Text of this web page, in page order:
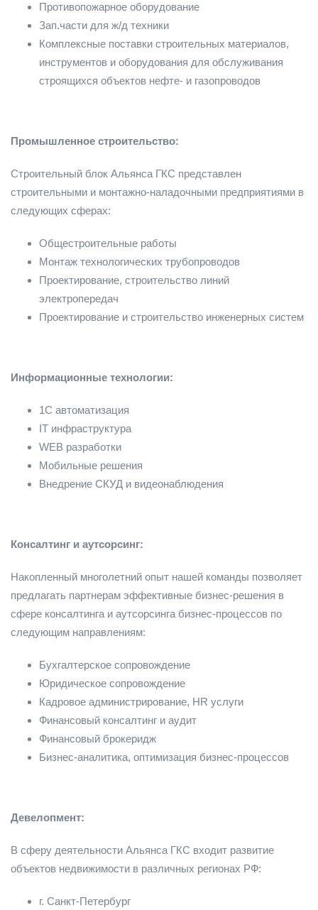
Противопожарное оборудование
Зап.части для ж/д техники
Комплексные поставки строительных материалов,
инструментов и оборудования для обслуживания
строящихся объектов нефте- и газопроводов
Промышленное строительство:
Строительный блок Альянса ГКС представлен
строительными и монтажно-наладочными предприятиями в
следующих сферах:
Общестроительные работы
Монтаж технологических трубопроводов
Проектирование, строительство линий
электропередач
Проектирование и строительство инженерных систем
Информационные технологии:
1С автоматизация
IT инфраструктура
WEB разработки
Мобильные решения
Внедрение СКУД и видеонаблюдения
Консалтинг и аутсорсинг:
Накопленный многолетний опыт нашей команды позволяет
предлагать партнерам эффективные бизнес-решения в
сфере консалтинга и аутсорсинга бизнес-процессов по
следующим направлениям:
Бухгалтерское сопровождение
Юридическое сопровождение
Кадровое администрирование, HR услуги
Финансовый консалтинг и аудит
Финансовый брокеридж
Бизнес-аналитика, оптимизация бизнес-процессов
Девелопмент:
В сферу деятельности Альянса ГКС входит развитие
объектов недвижимости в различных регионах РФ:
г. Санкт-Петербург